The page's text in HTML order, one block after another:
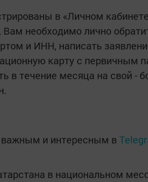
в «Личном
Вам необходимо лично
и ИНН, написать
карту с первичным
в течение месяца на свой -
и интересным в
в национальном